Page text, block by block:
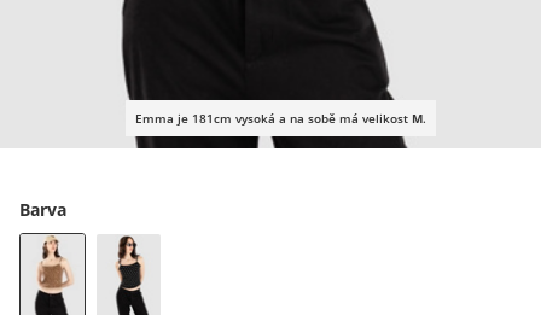
Emma je 181cm vysoká a na sobě má velikost M.
Barva